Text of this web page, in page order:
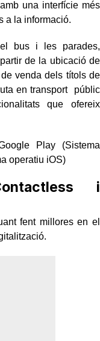
una interfície més
a la informació.
bus i les parades,
de la ubicació de
de venda dels títols de
en transport públic
que ofereix
Play
(Sistema
operatiu iOS)
i
fent millores en el